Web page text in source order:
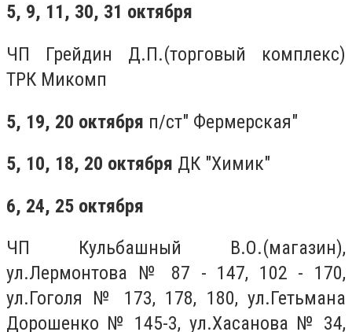
5, 9, 11, 30, 31 октября
ЧП Грейдин Д.П.(торговый комплекс)
ТРК Микомп
5, 19, 20 октября п/ст" Фермерская"
5, 10, 18, 20 октября ДК "Химик"
6, 24, 25 октября
ЧП Кульбашный В.О.(магазин),
ул.Лермонтова № 87 - 147, 102 - 170,
ул.Гоголя № 173, 178, 180, ул.Гетьмана
Дорошенко № 145-3, ул.Хасанова № 34,